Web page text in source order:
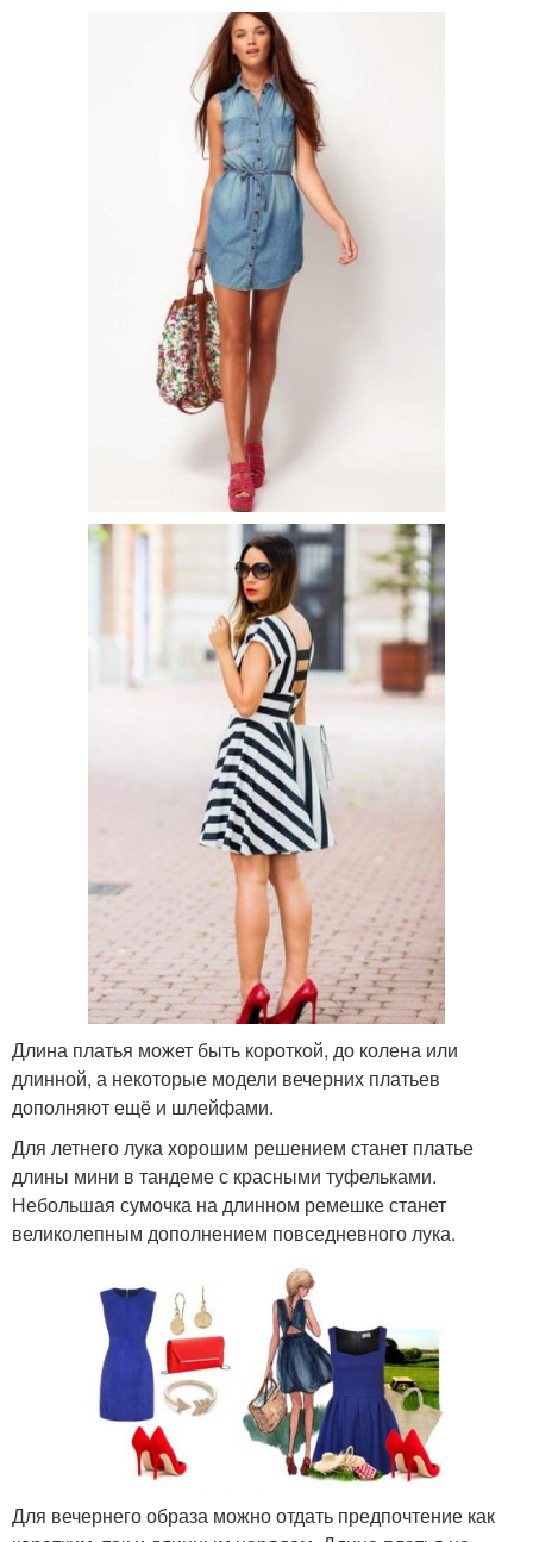
Длина платья может быть короткой, до колена или
длинной, а некоторые модели вечерних платьев
дополняют ещё и шлейфами.
Для летнего лука хорошим решением станет платье
длины мини в тандеме с красными туфельками.
Небольшая сумочка на длинном ремешке станет
великолепным дополнением повседневного лука.
Для вечернего образа можно отдать предпочтение как